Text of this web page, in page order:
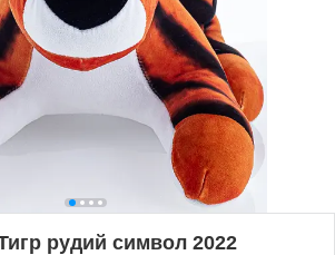
рудий символ 2022